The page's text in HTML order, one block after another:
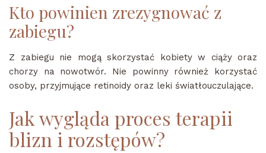
Kto powinien zrezygnować z
zabiegu?
Z zabiegu nie mogą skorzystać kobiety w ciąży oraz
chorzy na nowotwór. Nie powinny również korzystać
osoby, przyjmujące retinoidy oraz leki światłouczulające.
Jak wygląda proces terapii
blizn i rozstępów?